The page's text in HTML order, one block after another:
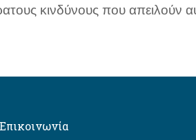
κινδύνους που απειλούν
Επικοινωνία